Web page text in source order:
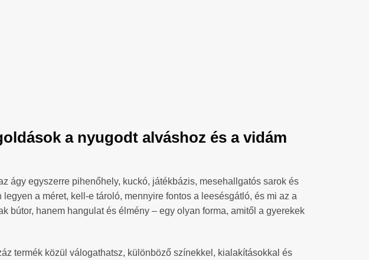
a nyugodt alváshoz és a vidám
ágy egyszerre pihenőhely, kuckó, játékbázis, mesehallgatós sarok és
a méret, kell-e tároló, mennyire fontos a leesésgátló, és mi az a
bútor, hanem hangulat és élmény – egy olyan forma, amitől a gyerekek
termék közül válogathatsz, különböző színekkel, kialakításokkal és